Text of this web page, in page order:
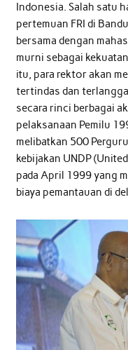
Indonesia. Salah satu
pertemuan FRI di
bersama dengan
murni sebagai
itu, para rektor akan
tertindas dan
secara rinci berbagai
pelaksanaan Pemilu
melibatkan 500
kebijakan UNDP
pada April 1999 yang
biaya pemantauan di